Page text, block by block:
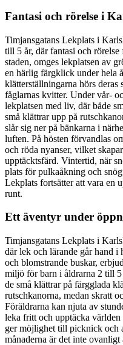
Fantasi och rörelse i
Timjansgatans Lekplats i
till 5 år, där fantasi och
staden, omges lekplatsen av
en härlig färgklick under hela
klätterställningarna hörs deras
fåglarnas kvitter. Under vår-
lekplatsen med liv, där både
små klättrar upp på
slår sig ner på bänkarna i
luften. På hösten förvandlas
och röda nyanser, vilket
upptäcktsfärd. Vintertid, när
plats för pulkaåkning och
Lekplats fortsätter att vara en
runt.
Ett äventyr under
Timjansgatans Lekplats i
där lek och lärande går hand i
och blomstrande buskar,
miljö för barn i åldrarna 2 till
de små klättrar på färgglada
rutschkanorna, medan skratt
Föräldrarna kan njuta av
leka fritt och upptäcka
ger möjlighet till picknick och
månaderna är det inte